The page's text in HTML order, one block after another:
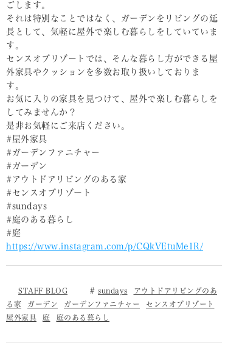
ごします。
それは特別なことではなく、ガーデンをリビングの延
長として、気軽に屋外で楽しむ暮らしをしていていま
す。
センスオブリゾートでは、そんな暮らし方ができる屋
外家具やクッションを多数お取り扱いしておりま
す。
お気に入りの家具を見つけて、屋外で楽しむ暮らしを
してみませんか？
是非お気軽にご来店ください。
#屋外家具
#ガーデンファニチャー
#ガーデン
#アウトドアリビングのある家
#センスオブリゾート
#sundays
#庭のある暮らし
#庭
https://www.instagram.com/p/CQkVEtuMe1R/
STAFF BLOG sundays
アウトドアリビングのあ
る家
ガーデン ガーデンファニチャー
センスオブリゾート
屋外家具
庭 庭のある暮らし